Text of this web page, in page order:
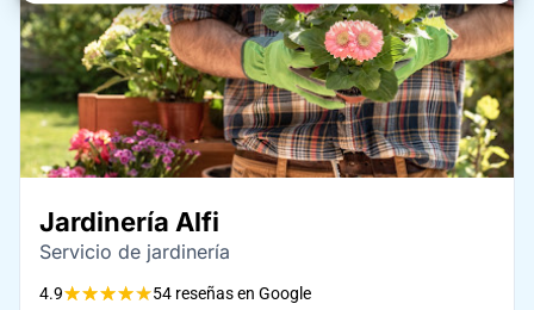
Jardinería Alfi
Servicio de jardinería
4.9★★★★★54 reseñas en Google